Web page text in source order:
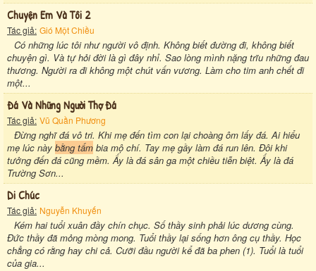
Chuyện Em Và Tôi 2
Tác giả: Gió Một Chiều
Có những lúc tôi như người vô định. Không biết đường đi, không biết
chuyện gì. Và tự hỏi đời là gì đây nhỉ. Sao lòng mình nặng trĩu những đau
thương. Người ra đi không một chút vấn vương. Làm cho tim anh chết đi
một...
Đá Và Những Người Thợ Đá
Tác giả: Vũ Quần Phương
Đừng nghĩ đá vô tri. Khi mẹ đến tìm con lại choàng ôm lấy đá. Ai hiểu
mẹ lúc này bằng tấm bia mộ chí. Tay mẹ gầy làm đá run lên. Đôi khi
tưởng đến đá cũng mềm. Ấy là đá sân ga một chiều tiễn biệt. Ấy là đá
Trường Sơn...
Di Chúc
Tác giả: Nguyễn Khuyến
Kém hai tuổi xuân đầy chín chục. Số thầy sinh phải lúc dương cùng.
Đức thầy đã mỏng mòng mong. Tuổi thầy lại sống hơn ông cụ thầy. Học
chẳng có rằng hay chi cả. Cưỡi đầu người kể đã ba phen (1). Tuổi là tuổi
của gia...